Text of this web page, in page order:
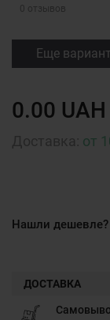
0 отзывов
Еще
0.00 UAH
от
Нашли дешевле?
ДОСТАВКА